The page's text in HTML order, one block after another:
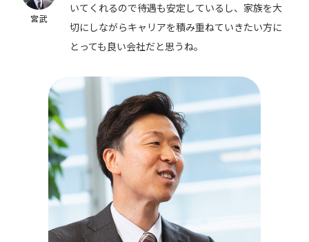
宮武
いてくれるので待遇も安定しているし、家族を大
切にしながらキャリアを積み重ねていきたい方に
とっても良い会社だと思うね。